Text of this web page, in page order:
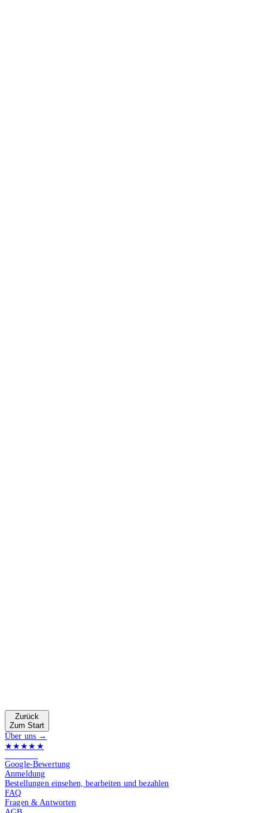
Zurück
Zum Start
Über uns →
★★★★★
Google-Bewertung
Anmeldung
Bestellungen einsehen, bearbeiten und bezahlen
FAQ
Fragen & Antworten